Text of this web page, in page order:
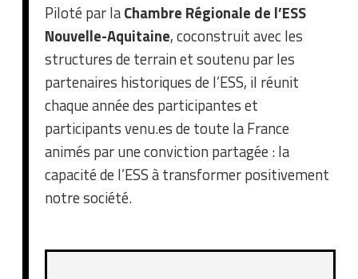
Piloté par laChambre Régionale de l’ESS
Nouvelle-Aquitaine, coconstruit avec les
structures de terrain et soutenu par les
partenaires historiques de l’ESS, il réunit
chaque année des participantes et
participants venu.es de toute la France
animés par une conviction partagée : la
capacité de l’ESS à transformer positivement
notre société.